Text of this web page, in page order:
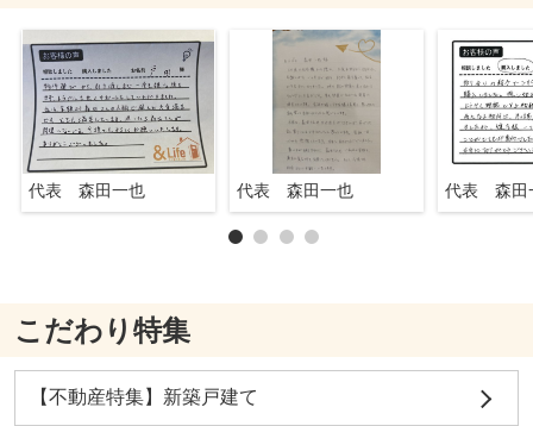
代表 森田一也 代表 森田一也 代表 森田
こだわり特集
【不動産特集】新築戸建て